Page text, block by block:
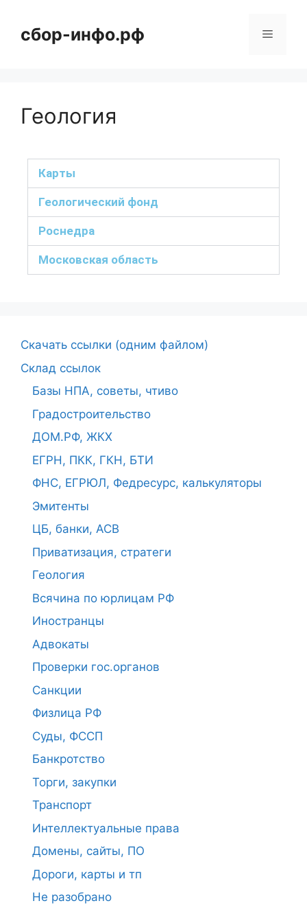
сбор-инфо.рф
Геология
Карты
Геологический фонд
Роснедра
Московская область
Cкачать ссылки (одним файлом)
Склад ссылок
Базы НПА, советы, чтиво
Градостроительство
ДОМ.РФ, ЖКХ
ЕГРН, ПКК, ГКН, БТИ
ФНС, ЕГРЮЛ, Федресурс, калькуляторы
Эмитенты
ЦБ, банки, АСВ
Приватизация, стратеги
Геология
Всячина по юрлицам РФ
Иностранцы
Адвокаты
Проверки гос.органов
Санкции
Физлица РФ
Суды, ФССП
Банкротство
Торги, закупки
Транспорт
Интеллектуальные права
Домены, сайты, ПО
Дороги, карты и тп
Не разобрано